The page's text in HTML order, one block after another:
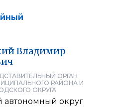
Владимир
ОРГАН
РАЙОНА И
ОКРУГА
автономный округ